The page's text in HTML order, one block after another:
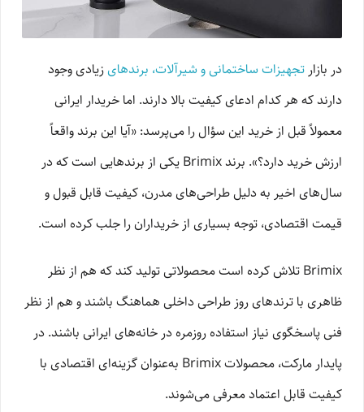
در بازار تجهیزات ساختمانی و شیرآلات، برندهایزیادی وجود
دارند که هر کدام ادعای کیفیت بالا دارند. اما خریدار ایرانی
معمولاً قبل از خرید این سؤال را می‌پرسد: «آیا این برند واقعاً
ارزش خرید دارد؟». برند Brimix یکی از برندهایی است که در
سال‌های اخیر به دلیل طراحی‌های مدرن، کیفیت قابل قبول و
قیمت اقتصادی، توجه بسیاری از خریداران را جلب کرده است.
Brimix تلاش کرده است محصولاتی تولید کند که هم از نظر
ظاهری با ترندهای روز طراحی داخلی هماهنگ باشند و هم از نظر
فنی پاسخگوی نیاز استفاده روزمره در خانه‌های ایرانی باشند. در
پایدار مارکت، محصولات Brimix به‌عنوان گزینه‌ای اقتصادی با
کیفیت قابل اعتماد معرفی می‌شوند.